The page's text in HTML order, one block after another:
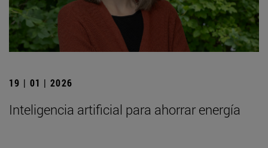
19 | 01 | 2026
Inteligencia artificial para ahorrar energía